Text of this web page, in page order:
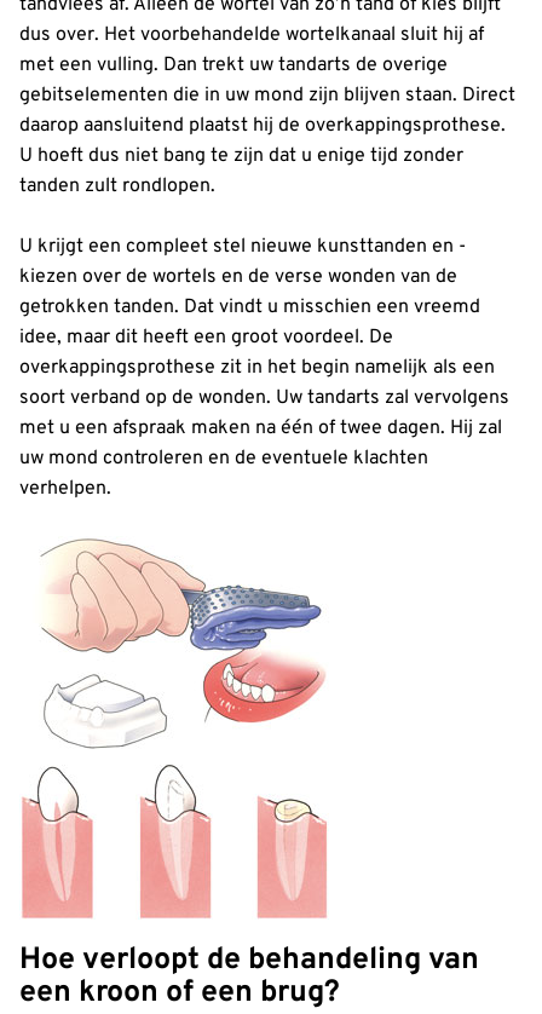
dus over. Het voorbehandelde wortelkanaal sluit hij af
met een vulling. Dan trekt uw tandarts de overige
gebitselementen die in uw mond zijn blijven staan. Direct
daarop aansluitend plaatst hij de overkappingsprothese.
U hoeft dus niet bang te zijn dat u enige tijd zonder
tanden zult rondlopen.
U krijgt een compleet stel nieuwe kunsttanden en -
kiezen over de wortels en de verse wonden van de
getrokken tanden. Dat vindt u misschien een vreemd
idee, maar dit heeft een groot voordeel. De
overkappingsprothese zit in het begin namelijk als een
soort verband op de wonden. Uw tandarts zal vervolgens
met u een afspraak maken na één of twee dagen. Hij zal
uw mond controleren en de eventuele klachten
verhelpen.
Hoe verloopt de behandeling van
een kroon of een brug?